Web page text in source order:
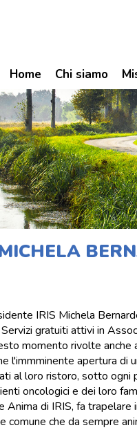
Home Chi siamo
IRIS Michela
gratuiti attivi in
momento rivolte
l'immminente apertura di
al loro ristoro, sotto ogni
oncologici e dei loro
di IRIS, fa
comune che da sempre